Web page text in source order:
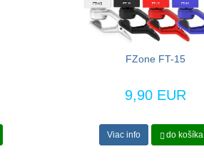
FZone FT-15
9,90 EUR
Viac info do košíka